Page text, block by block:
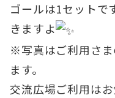
ゴールは1セットで
きますよ
※写真はご利用さま
ます。
交流広場ご利用は